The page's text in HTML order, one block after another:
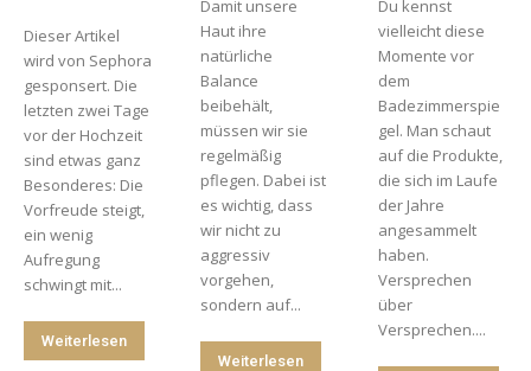
Dieser Artikel
wird von Sephora
gesponsert. Die
letzten zwei Tage
vor der Hochzeit
sind etwas ganz
Besonderes: Die
Vorfreude steigt,
ein wenig
Aufregung
schwingt mit...
Weiterlesen
Damit unsere
Haut ihre
natürliche
Balance
beibehält,
müssen wir sie
regelmäßig
pflegen. Dabei ist
es wichtig, dass
wir nicht zu
aggressiv
vorgehen,
sondern auf...
Weiterlesen
Du kennst
vielleicht diese
Momente vor
dem
Badezimmerspie
gel. Man schaut
auf die Produkte,
die sich im Laufe
der Jahre
angesammelt
haben.
Versprechen
über
Versprechen....